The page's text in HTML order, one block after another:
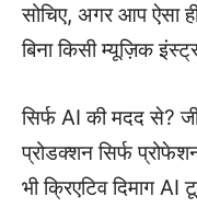
सोचिए, अगर आप ऐसा
बिना किसी म्यूज़िक
सिर्फ AI की मदद से?
प्रोडक्शन सिर्फ
भी क्रिएटिव दिमाग